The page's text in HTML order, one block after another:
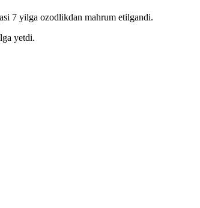
7 yilga ozodlikdan mahrum etilgandi.
yetdi.